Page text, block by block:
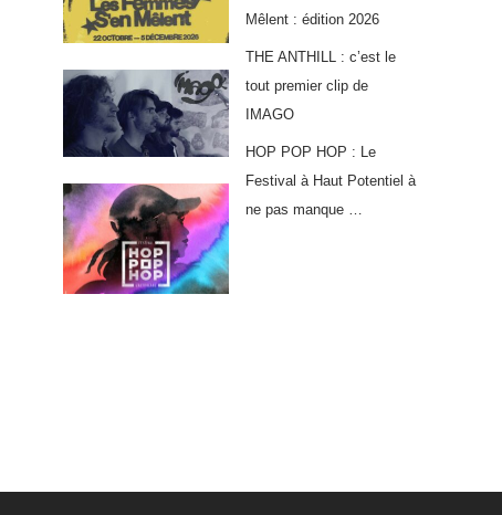
Mêlent : édition 2026
THE ANTHILL : c’est le
tout premier clip de
IMAGO
HOP POP HOP : Le
Festival à Haut Potentiel à
ne pas manque …